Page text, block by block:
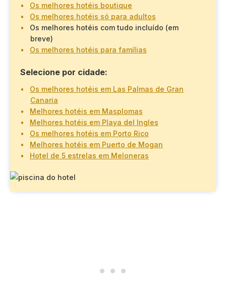
Os melhores hotéis boutique
Os melhores hotéis só para adultos
Os melhores hotéis com tudo incluído (em
breve)
Os melhores hotéis para famílias
Selecione por cidade:
Os melhores hotéis em Las Palmas de Gran
Canaria
Melhores hotéis em Masplomas
Melhores hotéis em Playa del Ingles
Os melhores hotéis em Porto Rico
Melhores hotéis em Puerto de Mogan
Hotel de 5 estrelas em Meloneras